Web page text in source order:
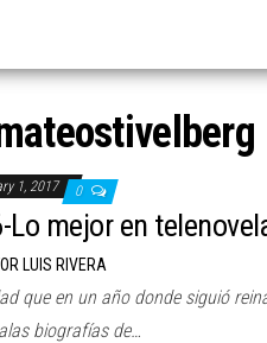
1, 2017 0
Lo mejor en
LUIS RIVERA
que en un año donde siguió
biografías de…